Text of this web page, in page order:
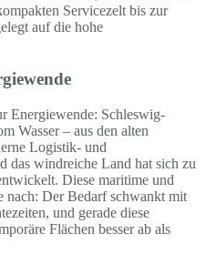
Servicezelt bis zur
auf die hohe
Energiewende: Schleswig-
Wasser – aus den alten
Logistik- und
das windreiche Land hat sich zu
Diese maritime und
nach: Der Bedarf schwankt mit
und gerade diese
Flächen besser ab als